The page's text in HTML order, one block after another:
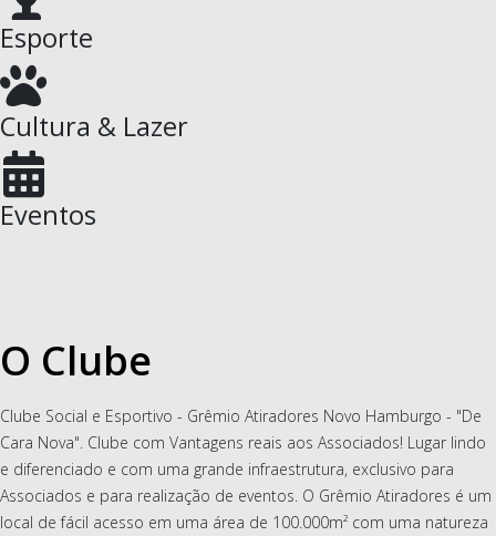
Esporte
Cultura & Lazer
Eventos
O Clube
Clube Social e Esportivo - Grêmio Atiradores Novo Hamburgo - "De
Cara Nova". Clube com Vantagens reais aos Associados! Lugar lindo
e diferenciado e com uma grande infraestrutura, exclusivo para
Associados e para realização de eventos. O Grêmio Atiradores é um
local de fácil acesso em uma área de 100.000m² com uma natureza